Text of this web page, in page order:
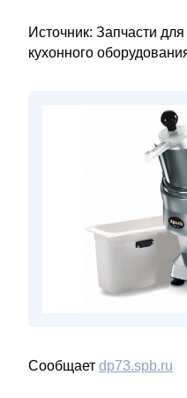
Источник: Запчасти
кухонного
Сообщает dp73.spb.ru